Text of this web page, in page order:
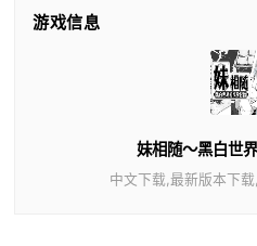
游戏信息
妹相随～黑白世
中文下载,最新版本下